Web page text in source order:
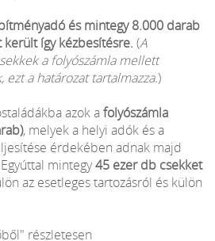
és mintegy 8.000 darab
így kézbesítésre. (A
a folyószámla mellett
ezt a határozat tartalmazza.)
azok afolyószámla
, melyek a helyi adók és a
érdekében adnak majd
mintegy45 ezer db csekket
az esetleges tartozásról és külön
részletesen